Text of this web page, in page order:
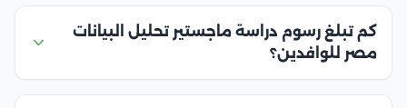
كم تبلغ رسوم دراسة ماجستير تحليل البيانات
مصر للوافدين؟